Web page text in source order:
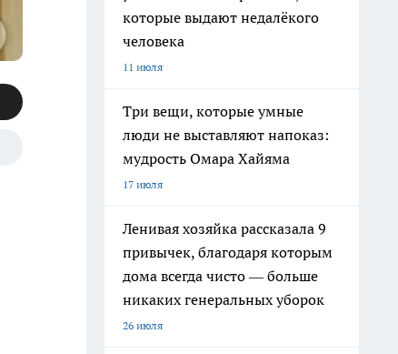
которые выдают недалёкого
человека
11 июля
Три вещи, которые умные
люди не выставляют напоказ:
мудрость Омара Хайяма
17 июля
Ленивая хозяйка рассказала 9
привычек, благодаря которым
дома всегда чисто — больше
никаких генеральных уборок
26 июля